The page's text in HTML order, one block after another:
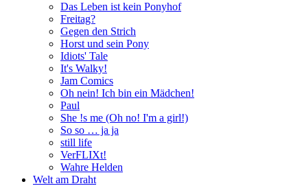
Das Leben ist kein Ponyhof
Freitag?
Gegen den Strich
Horst und sein Pony
Idiots' Tale
It's Walky!
Jam Comics
Oh nein! Ich bin ein Mädchen!
Paul
She !s me (Oh no! I'm a girl!)
So so … ja ja
still life
VerFLIXt!
Wahre Helden
Welt am Draht